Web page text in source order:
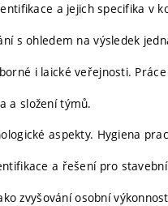
a jejich specifika v
s ohledem na výsledek
i laické veřejnosti.
a složení týmů.
aspekty. Hygiena
a řešení pro
zvyšování osobní